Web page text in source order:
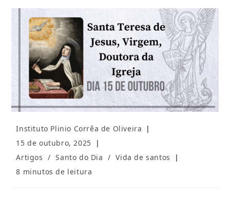
Autor
post:
Instituto Plinio Corrêa de Oliveira
Post
15 de outubro, 2025
Categoria
post:
Artigos / Santo do Dia / Vida de santos
Tempo
8 minutos de leitura